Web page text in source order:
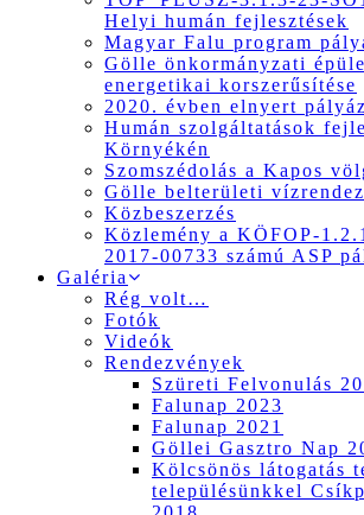
Helyi humán fejlesztések
Magyar Falu program
Gölle önkormányzati
energetikai korszerűsítése
2020. évben elnyert
Humán szolgáltatások
Környékén
Szomszédolás a Kapos
Gölle belterületi
Közbeszerzés
Közlemény a KÖFOP-
2017-00733 számú ASP
Galéria
Rég volt…
Fotók
Videók
Rendezvények
Szüreti Felvonulás
Falunap 2023
Falunap 2021
Göllei Gasztro Nap
Kölcsönös látogatás
településünkkel